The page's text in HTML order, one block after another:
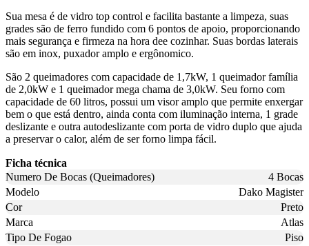
Sua mesa é de vidro top control e facilita bastante a limpeza, suas
grades são de ferro fundido com 6 pontos de apoio, proporcionando
mais segurança e firmeza na hora dee cozinhar. Suas bordas laterais
são em inox, puxador amplo e ergônomico.
São 2 queimadores com capacidade de 1,7kW, 1 queimador família
de 2,0kW e 1 queimador mega chama de 3,0kW. Seu forno com
capacidade de 60 litros, possui um visor amplo que permite enxergar
bem o que está dentro, ainda conta com iluminação interna, 1 grade
deslizante e outra autodeslizante com porta de vidro duplo que ajuda
a preservar o calor, além de ser forno limpa fácil.
Ficha técnica
Numero De Bocas (Queimadores)
4 Bocas
Modelo
Dako Magister
Cor
Preto
Marca
Atlas
Tipo De Fogao
Piso